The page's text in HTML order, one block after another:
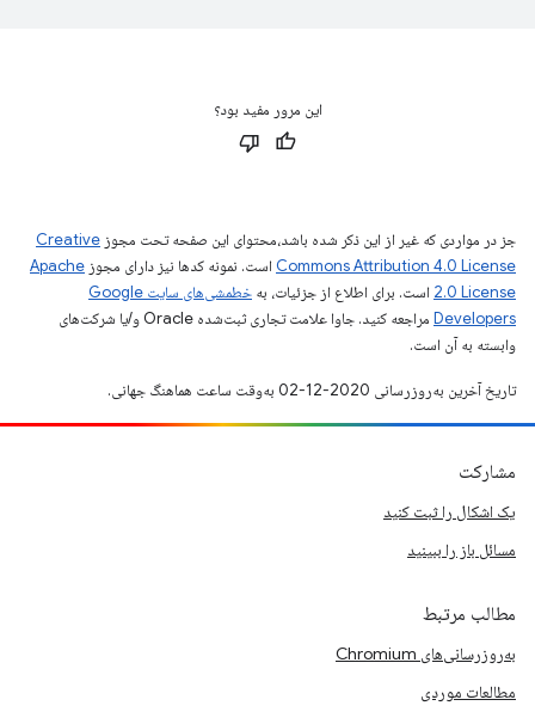
این مرور مفید بود؟
جز در مواردی که غیر از این ذکر شده باشد،‌محتوای این صفحه تحت مجوز Creative
Commons Attribution 4.0 License است. نمونه کدها نیز دارای مجوز Apache
2.0 License است. برای اطلاع از جزئیات، به
خطمشی‌های سایت Google
Developers‏
مراجعه کنید. جاوا علامت تجاری ثبت‌شده Oracle و/یا شرکت‌های
وابسته به آن است.
تاریخ آخرین به‌روزرسانی 2020-12-02 به‌وقت ساعت هماهنگ جهانی.
مشارکت
یک اشکال را ثبت کنید
مسائل باز را ببینید
مطالب مرتبط
به‌روزرسانی‌های Chromium
مطالعات موردی